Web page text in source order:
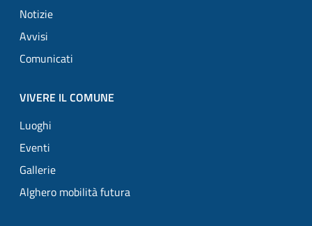
Notizie
Avvisi
Comunicati
VIVERE IL COMUNE
Luoghi
Eventi
Gallerie
Alghero mobilità futura